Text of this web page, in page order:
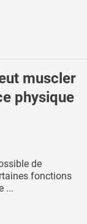
muscler
physique
de
fonctions
...